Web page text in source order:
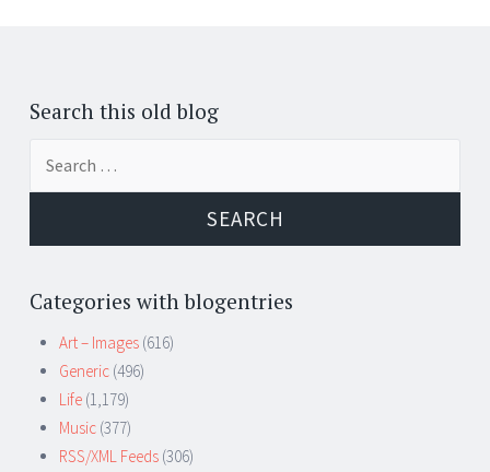
Search this old blog
Categories with blogentries
Art – Images (616)
Generic (496)
Life (1,179)
Music (377)
RSS/XML Feeds (306)